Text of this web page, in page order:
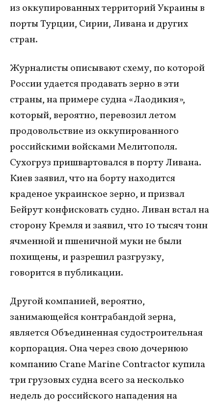
из оккупированных территорий Украины в
порты Турции, Сирии, Ливана и других
стран.
Журналисты описывают схему, по которой
России удается продавать зерно в эти
страны, на примере судна «Лаодикия»,
который, вероятно, перевозил летом
продовольствие из оккупированного
российскими войсками Мелитополя.
Сухогруз пришвартовался в порту Ливана.
Киев заявил, что на борту находится
краденое украинское зерно, и призвал
Бейрут конфисковать судно. Ливан встал на
сторону Кремля и заявил, что 10 тысяч тонн
ячменной и пшеничной муки не были
похищены, и разрешил разгрузку,
говорится в публикации.
Другой компанией, вероятно,
занимающейся контрабандой зерна,
является Объединенная судостроительная
корпорация. Она через свою дочернюю
компанию Crane Marine Contractor купила
три грузовых судна всего за несколько
недель до российского нападения на